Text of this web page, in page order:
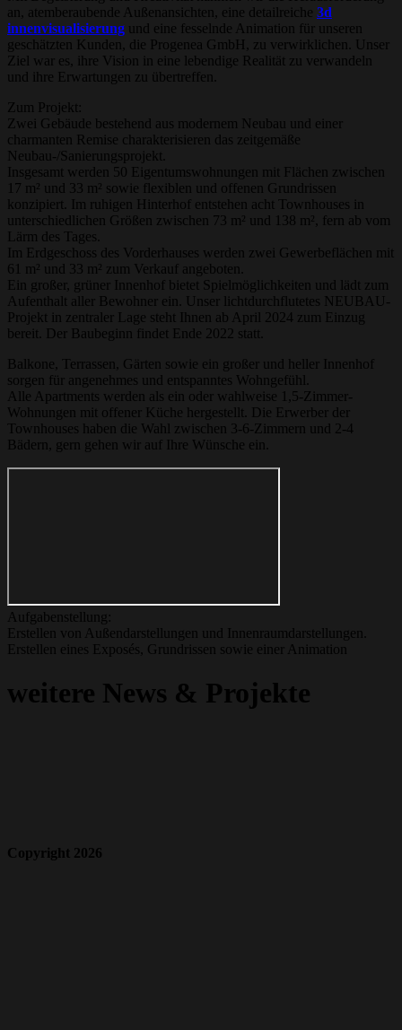
an, atemberaubende Außenansichten, eine detailreiche 3d
innenvisualisierung und eine fesselnde Animation für unseren
geschätzten Kunden, die Progenea GmbH, zu verwirklichen. Unser
Ziel war es, ihre Vision in eine lebendige Realität zu verwandeln
und ihre Erwartungen zu übertreffen.
Zum Projekt:
Zwei Gebäude bestehend aus modernem Neubau und einer
charmanten Remise charakterisieren das zeitgemäße
Neubau-/Sanierungsprojekt.
Insgesamt werden 50 Eigentumswohnungen mit Flächen zwischen
17 m² und 33 m² sowie flexiblen und offenen Grundrissen
konzipiert. Im ruhigen Hinterhof entstehen acht Townhouses in
unterschiedlichen Größen zwischen 73 m² und 138 m², fern ab vom
Lärm des Tages.
Im Erdgeschoss des Vorderhauses werden zwei Gewerbeflächen mit
61 m² und 33 m² zum Verkauf angeboten.
Ein großer, grüner Innenhof bietet Spielmöglichkeiten und lädt zum
Aufenthalt aller Bewohner ein. Unser lichtdurchflutetes NEUBAU-
Projekt in zentraler Lage steht Ihnen ab April 2024 zum Einzug
bereit. Der Baubeginn findet Ende 2022 statt.
Balkone, Terrassen, Gärten sowie ein großer und heller Innenhof
sorgen für angenehmes und entspanntes Wohngefühl.
Alle Apartments werden als ein oder wahlweise 1,5-Zimmer-
Wohnungen mit offener Küche hergestellt. Die Erwerber der
Townhouses haben die Wahl zwischen 3-6-Zimmern und 2-4
Bädern, gern gehen wir auf Ihre Wünsche ein.
Aufgabenstellung:
Erstellen von Außendarstellungen und Innenraumdarstellungen.
Erstellen eines Exposés, Grundrissen sowie einer Animation
weitere News & Projekte
Copyright 2026